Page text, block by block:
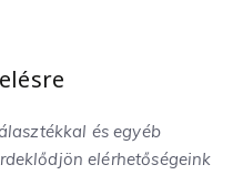
és egyéb
elérhetőségeink